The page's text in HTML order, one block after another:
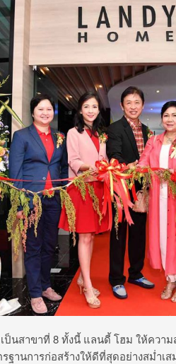
ป็นสาขาที่ 8 ทั้งนี้ แลนดี้ โฮม ให้คว
ฐานการก่อสร้างให้ดีที่สุดอย่างสม่ำเ